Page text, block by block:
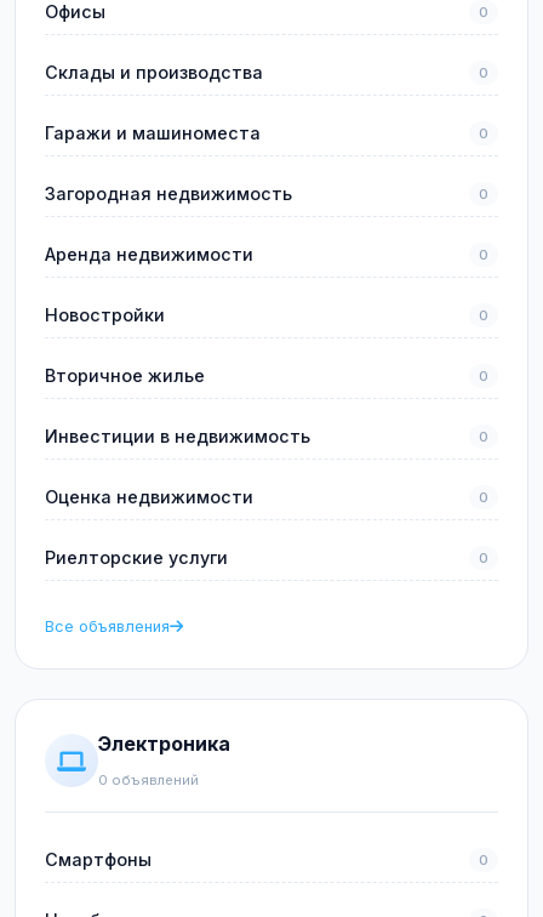
Офисы 0
Склады и производства 0
Гаражи и машиноместа 0
Загородная недвижимость 0
Аренда недвижимости 0
Новостройки 0
Вторичное жилье 0
Инвестиции в недвижимость 0
Оценка недвижимости 0
Риелторские услуги 0
Все объявления
Электроника
0 объявлений
Смартфоны 0